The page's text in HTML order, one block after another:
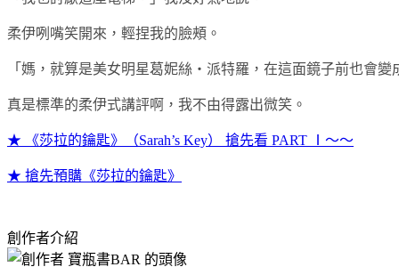
柔伊咧嘴笑開來，輕捏我的臉頰。
「媽，就算是美女明星葛妮絲‧派特羅，在這面鏡子前也會變
真是標準的柔伊式講評啊，我不由得露出微笑。
★ 《莎拉的鑰匙》（Sarah’s Key） 搶先看 PART Ⅰ～～
★ 搶先預購《莎拉的鑰匙》
創作者介紹